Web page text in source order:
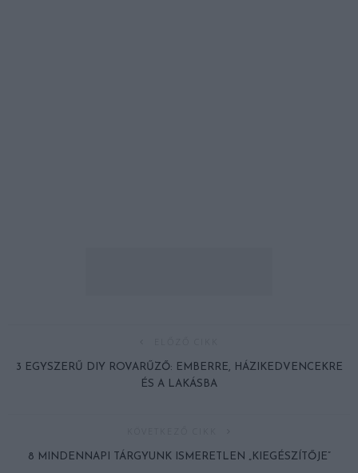
3 EGYSZERŰ DIY ROVARŰZŐ: EMBERRE, HÁZIKEDVENCEKRE
ÉS A LAKÁSBA
8 MINDENNAPI TÁRGYUNK ISMERETLEN „KIEGÉSZÍTŐJE”